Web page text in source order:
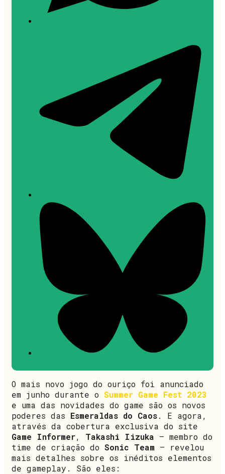
O mais novo jogo do ouriço foi anunciado
em junho durante o Summer Game Fest 2023
e uma das novidades do game são os novos
poderes das Esmeraldas do Caos. E agora,
através da cobertura exclusiva do site
Game Informer, Takashi Iizuka – membro do
time de criação do Sonic Team – revelou
mais detalhes sobre os inéditos elementos
de gameplay. São eles: